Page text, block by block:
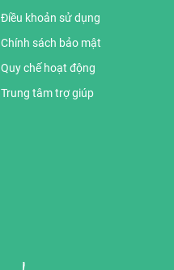
Điều khoản sử dụng
Chính sách bảo mật
Quy chế hoạt động
Trung tâm trợ giúp